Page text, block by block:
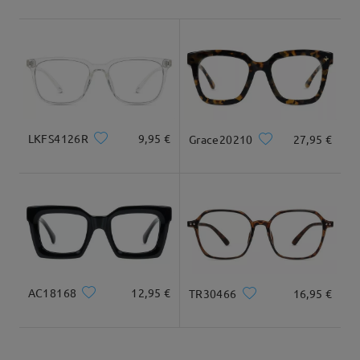
17cm/6.69 in 12.5cm/4.92 in
Ancho Total
130mm/ 5.12in
Longitud de Patillas
150mm/ 5.91in
LKFS4126R 9,95 € Grace20210 27,95 €
AC18168 12,95 € TR30466 16,95 €